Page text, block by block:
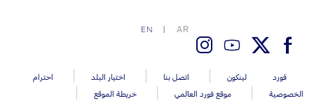
AR
EN
فورد لينكون اتصل بنا اختيار البلد
احترام
الخصوصية
موقع فورد العالمي خريطة الموقع